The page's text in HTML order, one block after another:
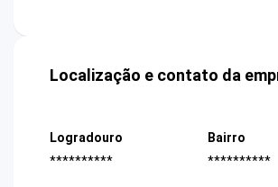
Localização e contato da
Logradouro
**********
Bairro
**********